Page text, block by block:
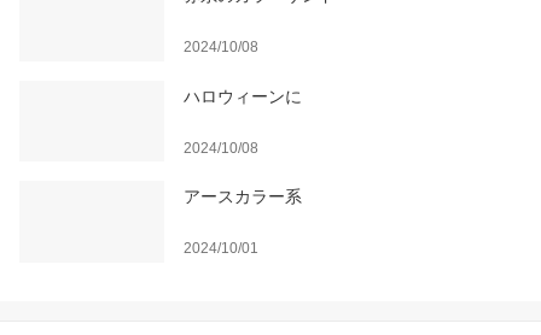
2024/10/08
ハロウィーンに
2024/10/08
アースカラー系
2024/10/01